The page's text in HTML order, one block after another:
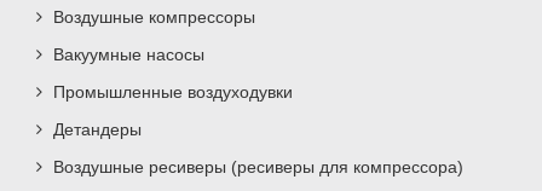
Воздушные компрессоры
Вакуумные насосы
Промышленные воздуходувки
Детандеры
Воздушные ресиверы (ресиверы для компрессора)